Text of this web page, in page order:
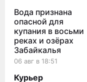
Вода признана
опасной для
купания в восьми
реках и озёрах
Забайкалья
06 авг в 18:51
Курьер